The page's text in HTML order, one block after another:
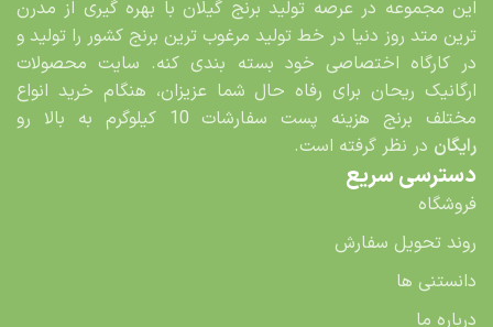
این مجموعه در عرصه تولید برنج گیلان با بهره گیری از مدرن
ترین متد روز دنیا در خط تولید مرغوب ترین برنج کشور را تولید و
در کارگاه اختصاصی خود بسته بندی کنه. سایت محصولات
ارگانیک ریحان برای رفاه حال شما عزیزان، هنگام خرید انواع
مختلف برنج هزینه پست سفارشات 10 کیلوگرم به بالا رو
رایگان در نظر گرفته است.
دسترسی سریع
فروشگاه
روند تحویل سفارش
دانستنی ها
درباره ما